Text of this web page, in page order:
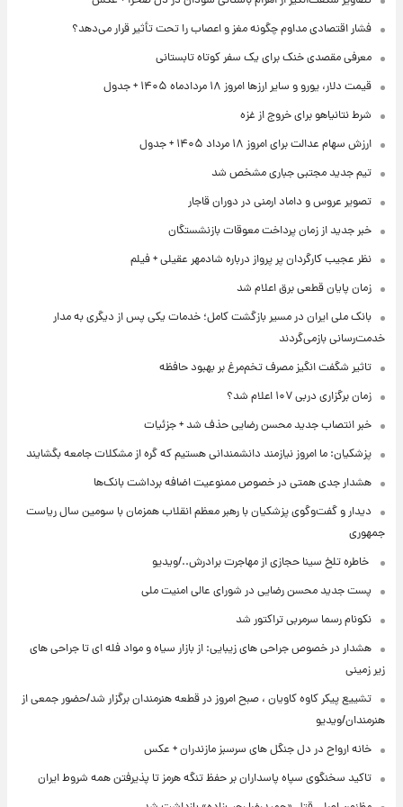
فشار اقتصادی مداوم چگونه مغز و اعصاب را تحت تأثیر قرار می‌دهد؟
معرفی مقصدی خنک برای یک سفر کوتاه تابستانی
قیمت دلار، یورو و سایر ارزها امروز ۱۸ مردادماه ۱۴۰۵ + جدول
شرط نتانیاهو برای خروج از غزه
ارزش سهام عدالت برای امروز ۱۸ مرداد ۱۴۰۵ + جدول
تیم جدید مجتبی جباری مشخص شد
تصویر عروس و داماد ارمنی در دوران قاجار
خبر جدید از زمان پرداخت معوقات بازنشستگان
نظر عجیب کارگردان پر پرواز درباره شادمهر عقیلی + فیلم
زمان پایان قطعی برق اعلام شد
بانک ملی ایران در مسیر بازگشت کامل؛ خدمات یکی پس از دیگری به مدار
خدمت‌رسانی بازمی‌گردند
تاثیر شگفت انگیز مصرف تخم‌مرغ بر بهبود حافظه
زمان برگزاری دربی ۱۰۷ اعلام شد؟
خبر انتصاب جدید محسن رضایی حذف شد + جزئیات
پزشکیان: ما امروز نیازمند دانشمندانی هستیم که گره از مشکلات جامعه بگشایند
هشدار جدی همتی در خصوص ممنوعیت اضافه ‌برداشت بانک‌ها
دیدار و گفت‌وگوی پزشکیان با رهبر معظم انقلاب همزمان با سومین سال ریاست
جمهوری
⁨ خاطره تلخ سینا حجازی از مهاجرت برادرش../ویدیو
پست جدید محسن رضایی در شورای عالی امنیت ملی
نکونام رسما سرمربی تراکتور شد
هشدار در خصوص جراحی های زیبایی: از بازار سیاه و مواد فله ای تا جراحی های
زیر زمینی
تشییع پیکر کاوه کاویان ، صبح امروز در قطعه هنرمندان برگزار شد/حضور جمعی از
هنرمندان/ویدیو
خانه ارواح در دل جنگل های سرسبز مازندران + عکس
تاکید سخنگوی سپاه پاسداران بر حفظ تنگه هرمز تا پذیرفتن همه شروط ایران